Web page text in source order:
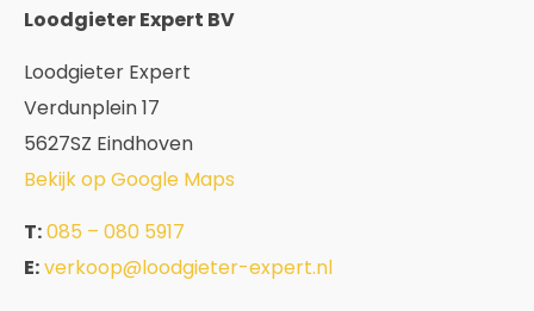
Loodgieter Expert BV
Loodgieter Expert
Verdunplein 17
5627SZ Eindhoven
Bekijk op Google Maps
T:085 – 080 5917
E:verkoop@loodgieter-expert.nl